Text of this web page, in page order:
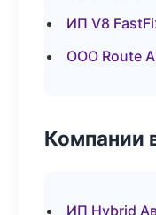
ИП V8
ООО Route
Компании
ИП Hybrid